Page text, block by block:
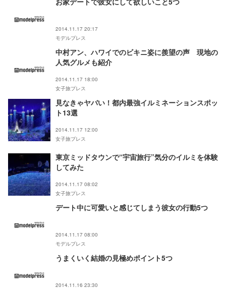
2014.11.17 20:17
モデルプレス
中村アン、ハワイでのビキニ姿に羨望の声 現地の
人気グルメも紹介
2014.11.17 18:00
女子旅プレス
見なきゃヤバい！都内最強イルミネーションスポッ
ト13選
2014.11.17 12:00
女子旅プレス
東京ミッドタウンで“宇宙旅行”気分のイルミを体験
してみた
2014.11.17 08:02
女子旅プレス
デート中に可愛いと感じてしまう彼女の行動5つ
2014.11.17 08:00
モデルプレス
うまくいく結婚の見極めポイント5つ
2014.11.16 23:30